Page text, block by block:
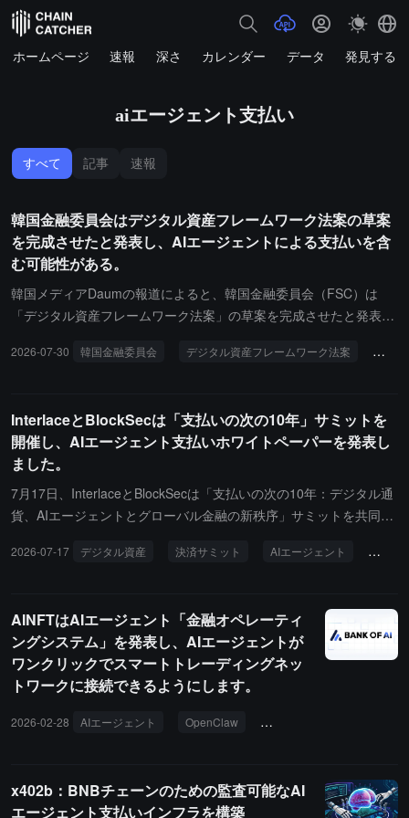
ホームページ 速報 深さ カレンダー データ 発見する
aiエージェント支払い
すべて 記事 速報
韓国金融委員会はデジタル資産フレームワーク法案の草案
を完成させたと発表し、AIエージェントによる支払いを含
む可能性がある。
韓国メディアDaumの報道によると、韓国金融委員会（FSC）は
「デジタル資産フレームワーク法案」の草案を完成させたと発表し
の下半期の議程が確定次第、立法プロセスをできるだけ早める予定
討しており、AIが将来的に小額・高頻度の支払い主体となる発展傾
向に対応するため、AIエージェントの支払いに対する顧客識別（KY
C）、支払い責任の分担、越境取引の外貨申告、プログラム可能な
支払い基準などの規制枠組みに法律的権限を提供することを提案し
ています。
2026-07-30 韓国金融委員会 デジタル資産フレームワーク法案 AIエ
InterlaceとBlockSecは「支払いの次の10年」サミットを
開催し、AIエージェント支払いホワイトペーパーを発表し
ました。
7月17日、InterlaceとBlockSecは「支払いの次の10年：デジタル通
貨、AIエージェントとグローバル金融の新秩序」サミットを共同開
業界ゲストが集まり、ステーブルコインの支払い、安全性とコンプ
周亚金とInterlaceの創設者兼CEOであるMichael Wuはそれぞれ
「暗号支払いの安全性とコンプライアンス」および「エージェント
支払いとグローバル金融の新しいインフラ」について基調講演を行
い、デジタル資産支払いの発展トレンドに関する最新の観察を共有
で、安全性とコンプライアンスの体系および新世代の支払いインフ
後、支払いインフラは資金の流通機能だけでなく、プログラム可能
で信頼できる、検証可能な価値の流通システムへと進化し、デジタ
2026-07-17 デジタル資産 決済サミット AIエージェント ステ
AINFTはAIエージェント「金融オペレーティ
ングシステム」を発表し、AIエージェントが
ワンクリックでスマートトレーディングネッ
トワークに接続できるようにします。
2026-02-28 AIエージェント OpenClaw x402
x402b：BNBチェーンのための監査可能なAI
エージェント支払いインフラを構築